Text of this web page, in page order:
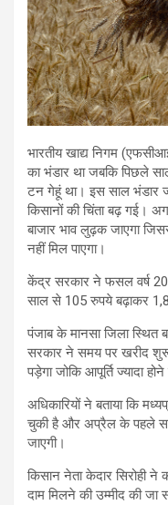
भारतीय खाद्य निगम
का भंडार था जबकि पिछले
टन गेहूं था। इस साल भंडार
किसानों की चिंता बढ़ गई।
बाजार भाव लुढ़क जाएगा
नहीं मिल पाएगा।
केंद्र सरकार ने फसल वर्ष
साल से 105 रुपये बढ़ाकर
पंजाब के मानसा जिला स्थित
सरकार ने समय पर खरीद शुरू
पड़ेगा जोकि आपूर्ति ज्यादा
अधिकारियों ने बताया कि
चुकी है और अप्रैल के पहले
जाएगी।
किसान नेता केदार सिरोही
दाम मिलने की उम्मीद की